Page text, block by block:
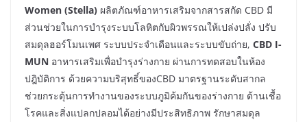
Women (Stella) ผลิตภัณฑ์อาหารเสริมจากสารสกัด CBD มี
ส่วนช่วยในการบำรุงระบบโลหิตกับผิวพรรณให้เปล่งปลั่ง ปรับ
สมดุลฮอร์โมนเพศ ระบบประจำเดือนและระบบขับถ่าย, CBD I-
MUN อาหารเสริมเพื่อบำรุงร่างกาย ผ่านการทดสอบในห้อง
ปฎิบัติการ ด้วยความบริสุทธิ์ของCBD มาตรฐานระดับสากล
ช่วยกระตุ้นการทำงานของระบบภูมิค้มกันของร่างกาย ต้านเชื้อ
โรคและสิ่งแปลกปลอมได้อย่างมีประสิทธิภาพ รักษาสมดุล